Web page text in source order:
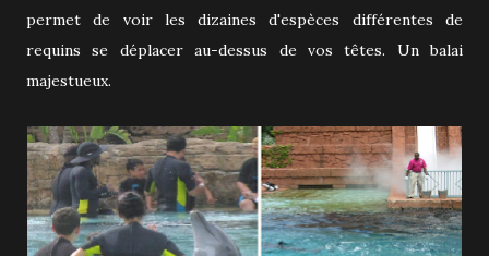
permet de voir les dizaines d'espèces différentes de
requins se déplacer au-dessus de vos têtes. Un balai
majestueux.